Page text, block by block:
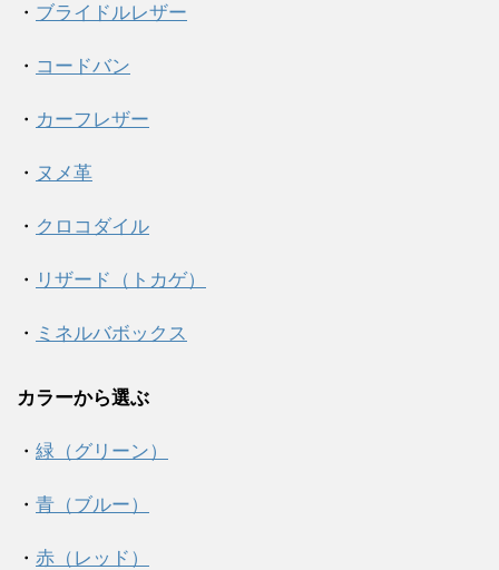
・ ブライドルレザー
・ コードバン
・ カーフレザー
・ ヌメ革
・ クロコダイル
・ リザード（トカゲ）
・ ミネルバボックス
カラーから選ぶ
・ 緑（グリーン）
・ 青（ブルー）
・ 赤（レッド）